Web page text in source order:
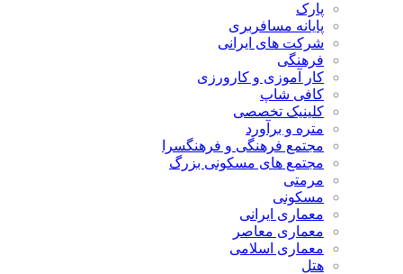
پارک
پایانه مسافربری
شرکت های ایرانی
فرهنگی
کار آموزی و کارورزی
کافی شاپ
کلینیک تخصصی
متره و برآورد
مجتمع فرهنگی و فرهنگسرا
مجتمع های مسکونی بزرگ
مرمتی
مسکونی
معماری ایرانی
معماری معاصر
معماری اسلامی
هتل